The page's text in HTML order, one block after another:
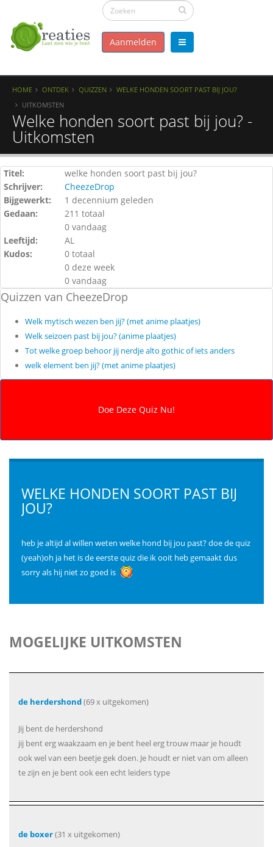
Aanmelden
HOME ONTDEK QUIZZEN
WELKE HONDEN SOORT PAST BIJ JOU?
UITKOMSTEN
Welke honden soort past bij jou? -
Uitkomsten
Titel:
welke honden soort past bij jou?
Schrijver:
CheezeDrop
Bijgewerkt:
1 decennium geleden
Gedaan:
211 totaal
0 vandaag
Leeftijd:
AL
Kudos:
0 totaal
0 deze week
0 vandaag
Quizzen van CheezeDrop
Welk mytisch wezen ben jij? (met anime plaatjes)
Welk seizoen past bij jou? (anime plaatjes)
Tot welke groep behoor jij nerdje alto gothic of iets anders
welk element ben jij? (met anime plaatjes)
WELKE HONDEN SOORT PAST BIJ
JOU?
heb je altijd al willen weten welke hond bij jou past? doe de quiz
(yeah)oh ja het is de eerste quiz die ik ooit heb gemaakt dus
sorry als hij niet zo goed is
MOGELIJKE UITKOMSTEN
de herdershond(69 x uitgekomen)
Jij bent de herdershond
jij bent erg waakzaam en je bent heel erg trouw maar je houdt
ook wel van een beetje gek doen. Je houdt er niet van om alleen
te zijn en je bent ook een echt leiders type
de boxer(31 x uitgekomen)